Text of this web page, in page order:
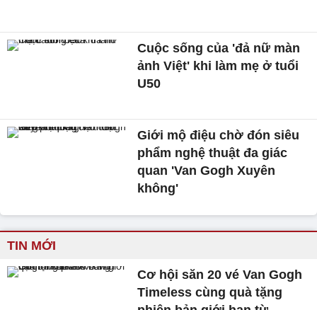
Cuộc sống của 'đả nữ màn
ảnh Việt' khi làm mẹ ở tuổi
U50
Giới mộ điệu chờ đón siêu
phẩm nghệ thuật đa giác
quan 'Van Gogh Xuyên
không'
TIN MỚI
Cơ hội săn 20 vé Van Gogh
Timeless cùng quà tặng